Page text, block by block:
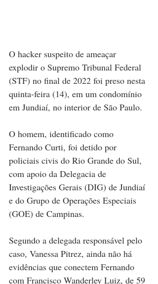
O hacker suspeito de ameaçar
explodir o Supremo Tribunal Federal
(STF) no final de 2022 foi preso nesta
quinta-feira (14), em um condomínio
em Jundiaí, no interior de São Paulo.
O homem, identificado como
Fernando Curti, foi detido por
policiais civis do Rio Grande do Sul,
com apoio da Delegacia de
Investigações Gerais (DIG) de Jundiaí
e do Grupo de Operações Especiais
(GOE) de Campinas.
Segundo a delegada responsável pelo
caso, Vanessa Pitrez, ainda não há
evidências que conectem Fernando
com Francisco Wanderley Luiz, de 59